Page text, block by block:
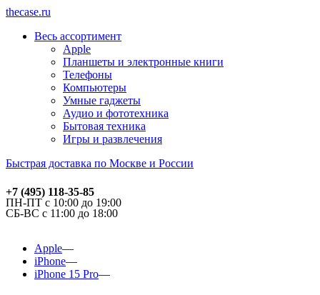
thecase.ru
Весь ассортимент
Apple
Планшеты и электронные книги
Телефоны
Компьютеры
Умные гаджеты
Аудио и фототехника
Бытовая техника
Игры и развлечения
Быстрая доставка по Москве и России
+7 (495) 118-35-85
ПН-ПТ с 10:00 до 19:00
СБ-ВС с 11:00 до 18:00
Apple
iPhone
iPhone 15 Pro